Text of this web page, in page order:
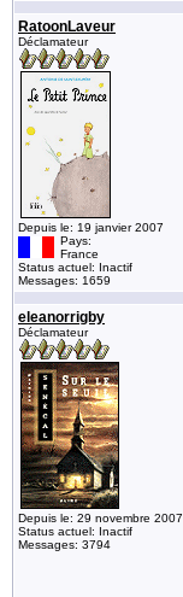
RatoonLaveur
Déclamateur
Depuis le: 19 janvier 2007
Pays:
France
Status actuel: Inactif
Messages: 1659
eleanorrigby
Déclamateur
Depuis le: 29 novembre 2007
Status actuel: Inactif
Messages: 3794